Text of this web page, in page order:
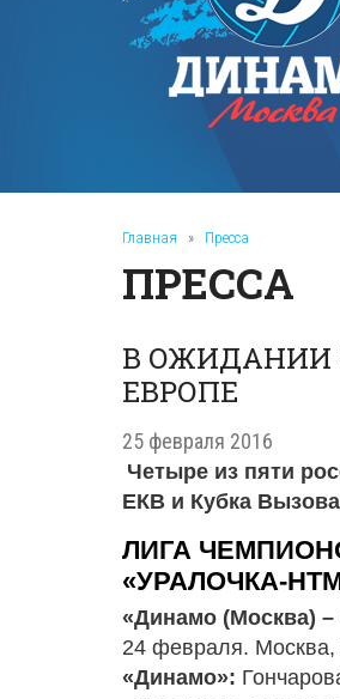
Главная » Пресса
ПРЕССА
В ОЖИДАНИИ
ЕВРОПЕ
25 февраля 2016
Четыре из пяти
ЕКВ и Кубка
ЛИГА
«УРАЛОЧКА-
«Динамо (Москва) –
24 февраля.
«Динамо»: